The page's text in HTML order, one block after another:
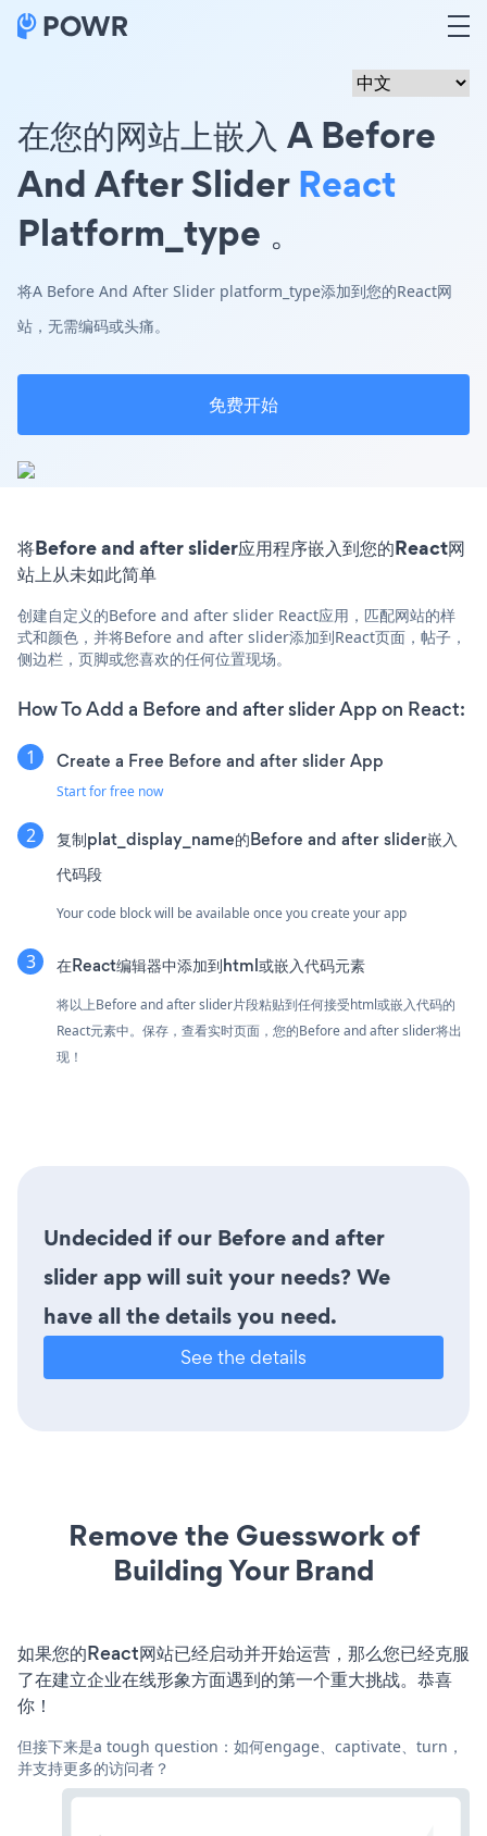
在您的网站上嵌入 A Before
And After SliderReact
Platform_type 。
将A Before And After Slider platform_type添加到您的React网
站，无需编码或头痛。
免费开始
将Before and after slider应用程序嵌入到您的React网
站上从未如此简单
创建自定义的Before and after slider React应用，匹配网站的样
式和颜色，并将Before and after slider添加到React页面，帖子，
侧边栏，页脚或您喜欢的任何位置现场。
How To Add a Before and after slider App on React:
Create a Free Before and after slider App
Start for free now
复制plat_display_name的Before and after slider嵌入
代码段
Your code block will be available once you create your app
在React编辑器中添加到html或嵌入代码元素
将以上Before and after slider片段粘贴到任何接受html或嵌入代码的
React元素中。保存，查看实时页面，您的Before and after slider将出
现！
Undecided if our Before and after
slider app will suit your needs? We
have all the details you need.
See the details
Remove the Guesswork of
Building Your Brand
如果您的React网站已经启动并开始运营，那么您已经克服
了在建立企业在线形象方面遇到的第一个重大挑战。恭喜
你！
但接下来是a tough question：如何engage、captivate、turn，
并支持更多的访问者？